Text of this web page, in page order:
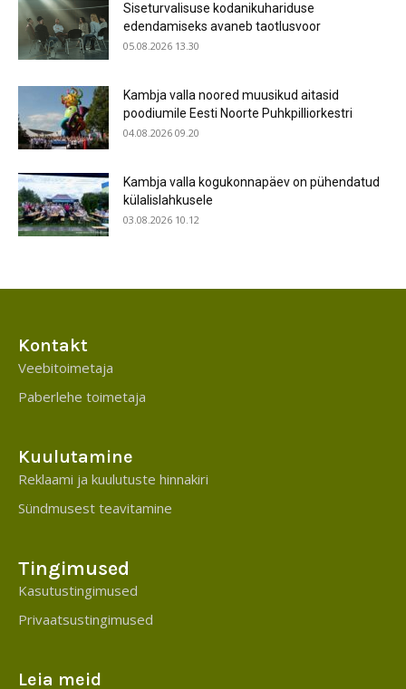
Siseturvalisuse kodanikuhariduse
edendamiseks avaneb taotlusvoor
05.08.2026 13.30
Kambja valla noored muusikud aitasid
poodiumile Eesti Noorte Puhkpilliorkestri
04.08.2026 09.20
Kambja valla kogukonnapäev on pühendatud
külalislahkusele
03.08.2026 10.12
Kontakt
Veebitoimetaja
Paberlehe toimetaja
Kuulutamine
Reklaami ja kuulutuste hinnakiri
Sündmusest teavitamine
Tingimused
Kasutustingimused
Privaatsustingimused
Leia meid